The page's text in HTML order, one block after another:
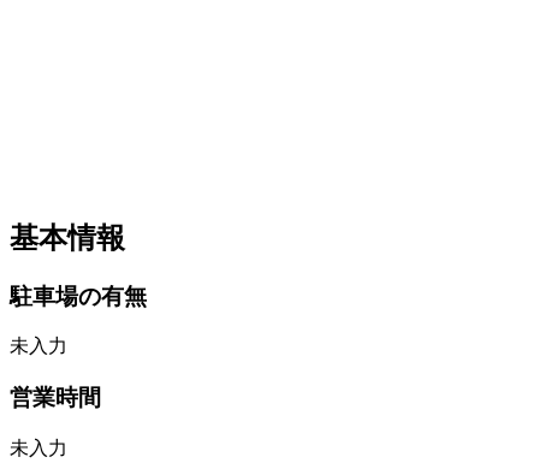
基本情報
駐車場の有無
未入力
営業時間
未入力